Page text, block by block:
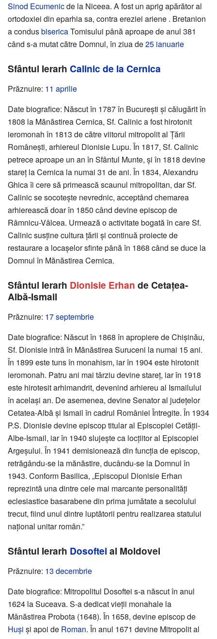
Sinod Ecumenicde la Niceea. A fost un aprig apărător al
ortodoxiei din eparhia sa, contra ereziei ariene . Bretanion
a condusbisericaTomisului până aproape de anul 381
când s-a mutat către Domnul, în ziua de25 ianuarie
Sfântul Ierarh Calinic de la Cernica
Prăznuire: 11 aprilie
Date biografice: Născut în 1787 în București și călugărit în
1808 la Mănăstirea Cernica, Sf. Calinic a fost hirotonit
ieromonah în 1813 de către viitorul mitropolit al Țării
Românești, arhiereul Dionisie Lupu. În 1817, Sf. Calinic
petrece aproape un an în Sfântul Munte, și în 1818 devine
stareț la Cernica la numai 31 de ani. În 1834, Alexandru
Ghica îi cere să primească scaunul mitropolitan, dar Sf.
Calinic se socotește nevrednic, acceptând chemarea
arhierească doar în 1850 când devine episcop de
Râmnicu-Vâlcea. Urmează o activitate bogată în care Sf.
Calinic susține cultura țării și continuă proiecte de
restaurare a locașelor sfinte până în 1868 când se duce la
Domnul în Mănăstirea Cernica.
Sfântul Ierarh Dionisie Erhan de Cetațea-
Albă-Ismail
Prăznuire: 17 septembrie
Date biografice: Născut în 1868 în apropiere de Chișinău,
Sf. Dionisie intră în Mănăstirea Suruceni la numai 15 ani.
În 1899 este tuns în monahism, iar în 1904 este hirotonit
ieromonah. Patru ani mai târziu devine stareț, iar în 1918
este hirotesit arhimandrit, devenind arhiereu al Ismailului
în același an. De asemenea, devine Senator al județelor
Cetatea-Albă și Ismail în cadrul României Întregite. În 1934
P.S. Dionisie devine episcop titular al Episcopiei Cetății-
Albe-Ismail, iar în 1940 slujește ca locțiitor al Episcopiei
Argeșului. În 1941 demisionează din funcția de episcop,
retrăgându-se la mănăstire, ducându-se la Domnul în
1943. Conform Basilica, „Episcopul Dionisie Erhan
reprezintă una dintre cele mai marcante personalități
eclesiastice basarabene din prima jumătate a secolului
trecut, fiind unul dintre luptătorii pentru realizarea statului
național unitar român.”
Sfântul Ierarh Dosoftei al Moldovei
Prăznuire: 13 decembrie
Date biografice: Mitropolitul Dosoftei s-a născut în anul
1624 la Suceava. S-a dedicat vieții monahale la
Mânăstirea Probota (1648). În 1658, devine episcop de
Huși și apoi de Roman. În anul 1671 devine Mitropolit al